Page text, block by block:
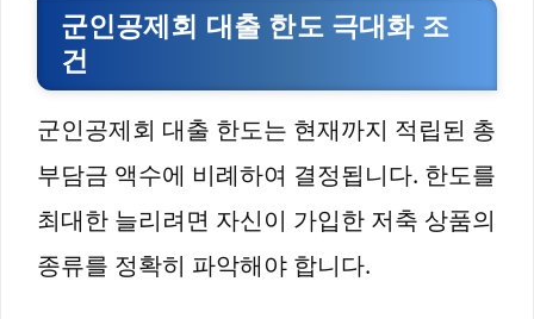
군인공제회 대출 한도 극대화 조
건
군인공제회 대출 한도는 현재까지 적립된 총
부담금 액수에 비례하여 결정됩니다. 한도를
최대한 늘리려면 자신이 가입한 저축 상품의
종류를 정확히 파악해야 합니다.